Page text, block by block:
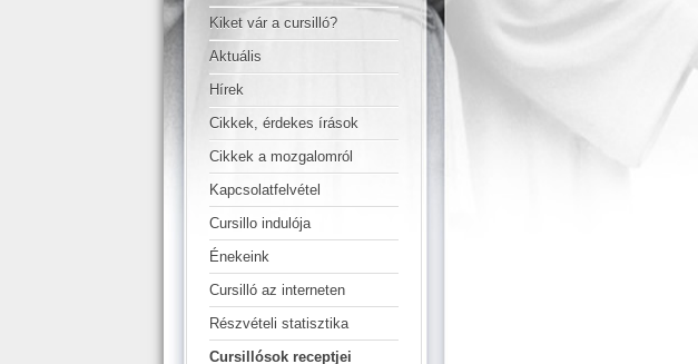
Kiket vár a cursilló?
Aktuális
Hírek
Cikkek, érdekes írások
Cikkek a mozgalomról
Kapcsolatfelvétel
Cursillo indulója
Énekeink
Cursilló az interneten
Részvételi statisztika
Cursillósok receptjei